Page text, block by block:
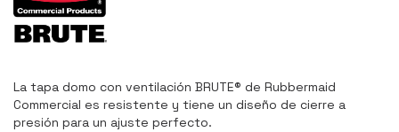
La tapa domo con ventilación BRUTE® de Rubbermaid
Commercial es resistente y tiene un diseño de cierre a
presión para un ajuste perfecto.
ENERGÍA
CANECAS
DE
RUBBERMAID
EQUIPOS
DE
MANEJO
DE
AIRE
LIBRE
ACCESORIOS
PARA